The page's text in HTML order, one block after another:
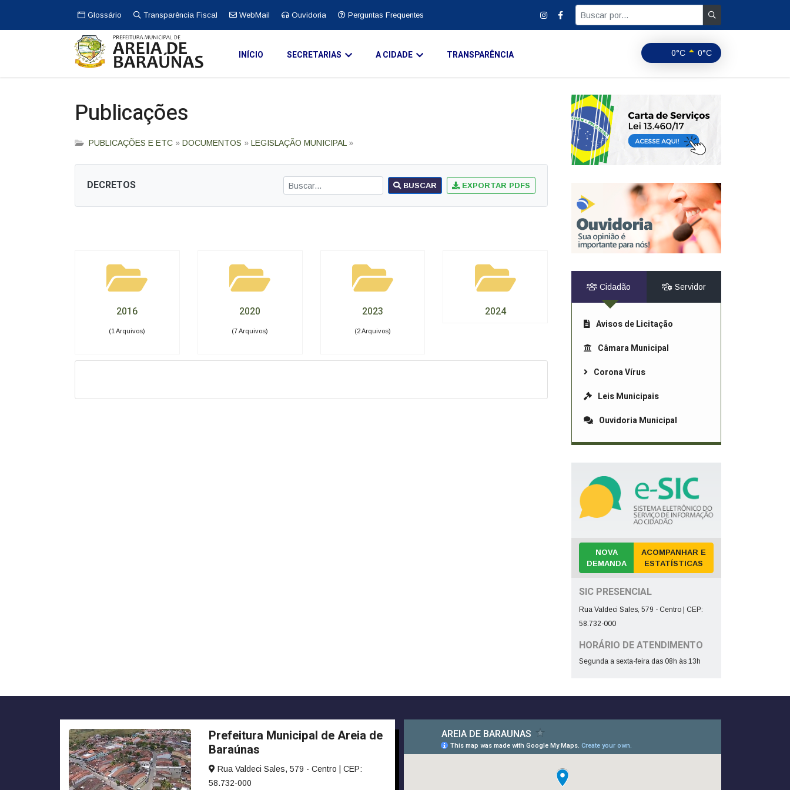
Glossário Transparência Fiscal WebMail Ouvidoria Perguntas Frequentes
0°C 0°C
INÍCIO SECRETARIAS A CIDADE TRANSPARÊNCIA
Publicações
PUBLICAÇÕES E ETC » DOCUMENTOS » LEGISLAÇÃO MUNICIPAL »
DECRETOS BUSCAR EXPORTAR PDFS
2016
(1 Arquivos)
2020
(7 Arquivos)
2023
(2 Arquivos)
2024
Cidadão Servidor
Avisos de Licitação
Câmara Municipal
Corona Vírus
Leis Municipais
Ouvidoria Municipal
NOVA
DEMANDA
ACOMPANHAR E
ESTATÍSTICAS
SIC PRESENCIAL
Rua Valdeci Sales, 579 - Centro | CEP:
58.732-000
HORÁRIO DE ATENDIMENTO
Segunda a sexta-feira das 08h às 13h
Prefeitura Municipal de Areia de
Baraúnas
Rua Valdeci Sales, 579 - Centro | CEP:
58.732-000